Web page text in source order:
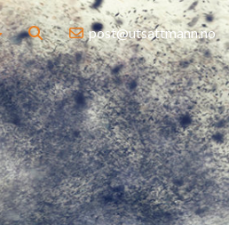
post@utsattmann.no